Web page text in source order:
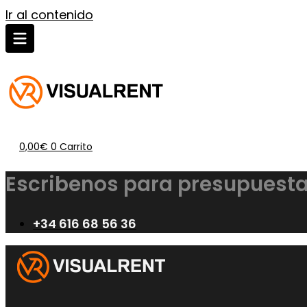
Ir al contenido
0,00€ 0 Carrito
Escribenos para
+34 616 68 56 36